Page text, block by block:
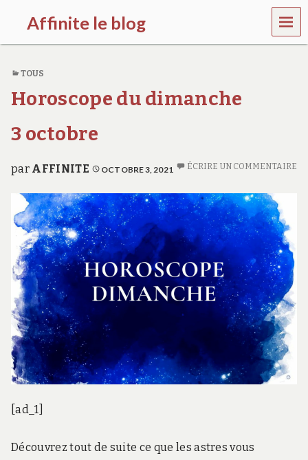
Affinite le blog
e
p
l
u
s
i
MEN
U
TOUS
Horoscope du dimanche
3 octobre
par AFFINITE OCTOBRE 3, 2021 ÉCRIRE UN COMMENTAIRE
[ad_1]
Découvrez tout de suite ce que les astres vous